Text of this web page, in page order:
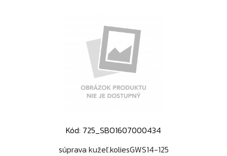
Kód: 725_SBO1607000434
súprava kužeľ.koliesGWS14-125